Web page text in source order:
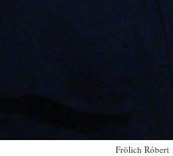
Frölich Róbert